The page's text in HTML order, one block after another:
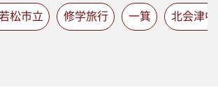
松市立 修学旅行 一箕 北会津中